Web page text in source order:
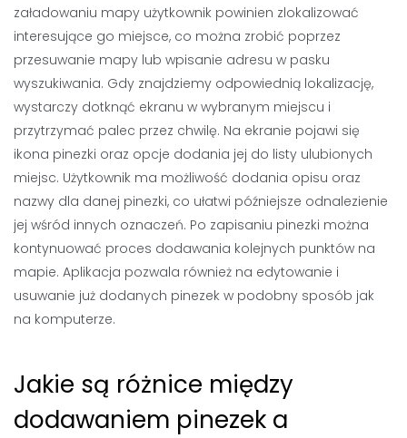
załadowaniu mapy użytkownik powinien zlokalizować
interesujące go miejsce, co można zrobić poprzez
przesuwanie mapy lub wpisanie adresu w pasku
wyszukiwania. Gdy znajdziemy odpowiednią lokalizację,
wystarczy dotknąć ekranu w wybranym miejscu i
przytrzymać palec przez chwilę. Na ekranie pojawi się
ikona pinezki oraz opcje dodania jej do listy ulubionych
miejsc. Użytkownik ma możliwość dodania opisu oraz
nazwy dla danej pinezki, co ułatwi późniejsze odnalezienie
jej wśród innych oznaczeń. Po zapisaniu pinezki można
kontynuować proces dodawania kolejnych punktów na
mapie. Aplikacja pozwala również na edytowanie i
usuwanie już dodanych pinezek w podobny sposób jak
na komputerze.
Jakie są różnice między
dodawaniem pinezek a